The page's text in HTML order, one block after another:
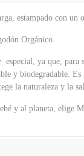
estampado con
Orgánico.
ya que,
y biodegradable.
la naturaleza y la
y al planeta, elige